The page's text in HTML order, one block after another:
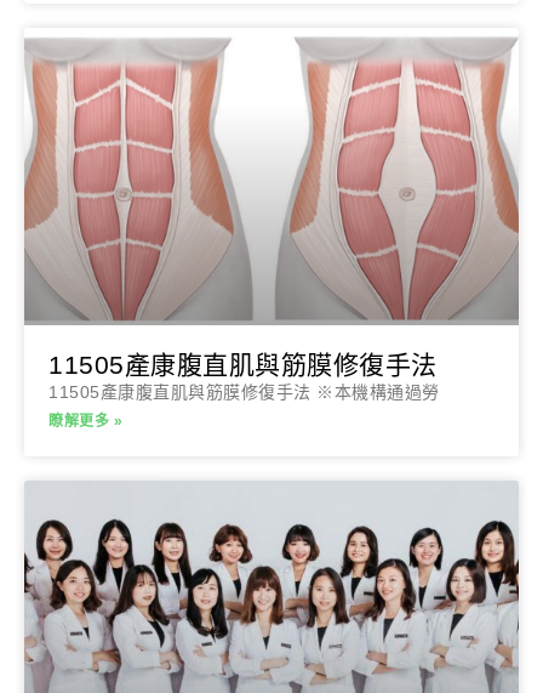
11505產康腹直肌與筋膜修復手法
11505產康腹直肌與筋膜修復手法 ※本機構通過勞
瞭解更多 »